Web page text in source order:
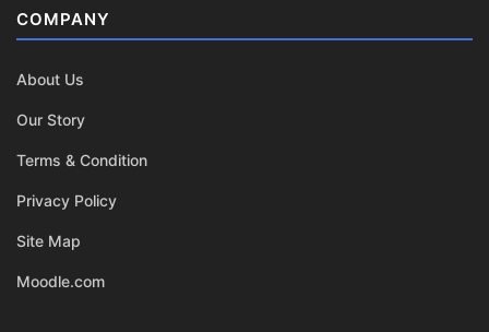
COMPANY
About Us
Our Story
Terms & Condition
Privacy Policy
Site Map
Moodle.com